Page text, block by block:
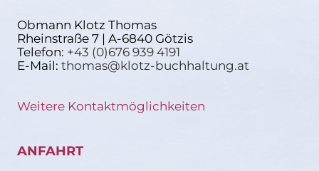
Obmann Klotz Thomas
Rheinstraße 7 | A-6840 Götzis
Telefon: +43 (0)676 939 4191
E-Mail: thomas@klotz-buchhaltung.at
Weitere Kontaktmöglichkeiten
ANFAHRT